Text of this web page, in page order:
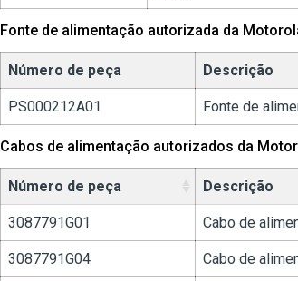
Fonte de alimentação autorizada da
Número de peça Descrição
PS000212A01 Fonte de
Cabos de alimentação autorizados da
Número de peça Descrição
3087791G01 Cabo de
3087791G04 Cabo de